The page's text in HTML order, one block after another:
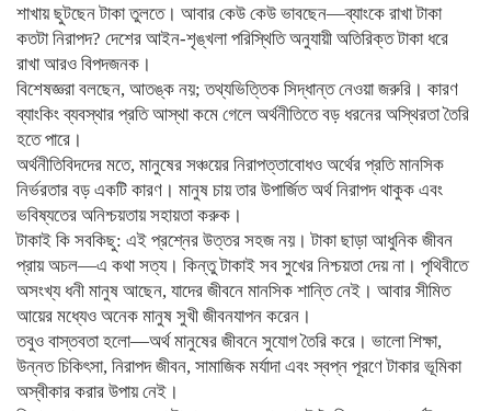
শাখায় ছুটছেন টাকা তুলতে। আবার কেউ কেউ ভাবছেন—ব্যাংকে রাখা টাকা
কতটা নিরাপদ? দেশের আইন-শৃঙ্খলা পরিস্থিতি অনুযায়ী অতিরিক্ত টাকা ধরে
রাখা আরও বিপদজনক।
বিশেষজ্ঞরা বলছেন, আতঙ্ক নয়; তথ্যভিত্তিক সিদ্ধান্ত নেওয়া জরুরি। কারণ
ব্যাংকিং ব্যবস্থার প্রতি আস্থা কমে গেলে অর্থনীতিতে বড় ধরনের অস্থিরতা তৈরি
হতে পারে।
অর্থনীতিবিদদের মতে, মানুষের সঞ্চয়ের নিরাপত্তাবোধও অর্থের প্রতি মানসিক
নির্ভরতার বড় একটি কারণ। মানুষ চায় তার উপার্জিত অর্থ নিরাপদ থাকুক এবং
ভবিষ্যতের অনিশ্চয়তায় সহায়তা করুক।
টাকাই কি সবকিছু: এই প্রশ্নের উত্তর সহজ নয়। টাকা ছাড়া আধুনিক জীবন
প্রায় অচল—এ কথা সত্য। কিন্তু টাকাই সব সুখের নিশ্চয়তা দেয় না। পৃথিবীতে
অসংখ্য ধনী মানুষ আছেন, যাদের জীবনে মানসিক শান্তি নেই। আবার সীমিত
আয়ের মধ্যেও অনেক মানুষ সুখী জীবনযাপন করেন।
তবুও বাস্তবতা হলো—অর্থ মানুষের জীবনে সুযোগ তৈরি করে। ভালো শিক্ষা,
উন্নত চিকিৎসা, নিরাপদ জীবন, সামাজিক মর্যাদা এবং স্বপ্ন পূরণে টাকার ভূমিকা
অস্বীকার করার উপায় নেই।